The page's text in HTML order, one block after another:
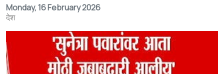
Monday, 16 February 2026
देश